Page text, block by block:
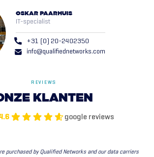
OSKAR PAARHUIS
IT-specialist
+31 (0) 20-2402350
info@qualifiednetworks.com
REVIEWS
KLANTEN
google reviews
purchased by Qualified Networks and our data carriers